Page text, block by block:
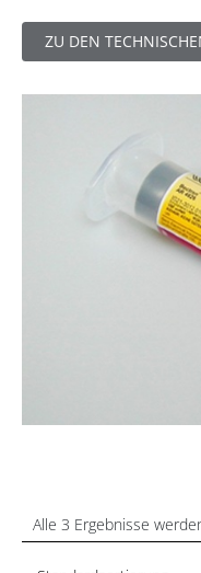
ZU DEN
Alle 3 Ergebnisse